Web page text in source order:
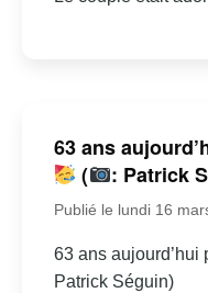
63 ans
(
: Patrick
Publié le lundi 16
63 ans aujourd’hui
Patrick Séguin)